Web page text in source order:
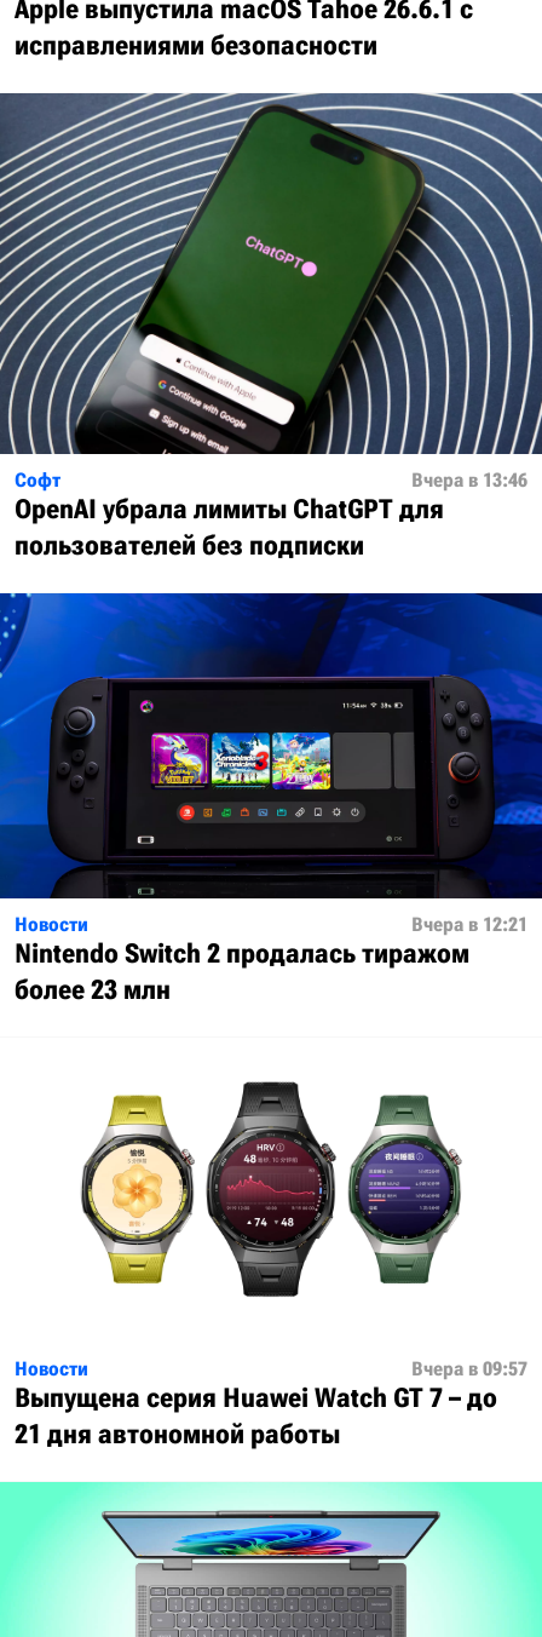
Apple выпустила macOS Tahoe 26.6.1 с
исправлениями безопасности
Софт Вчера в 13:46
OpenAI убрала лимиты ChatGPT для
пользователей без подписки
Новости Вчера в 12:21
Nintendo Switch 2 продалась тиражом
более 23 млн
Новости Вчера в 09:57
Выпущена серия Huawei Watch GT 7 – до
21 дня автономной работы